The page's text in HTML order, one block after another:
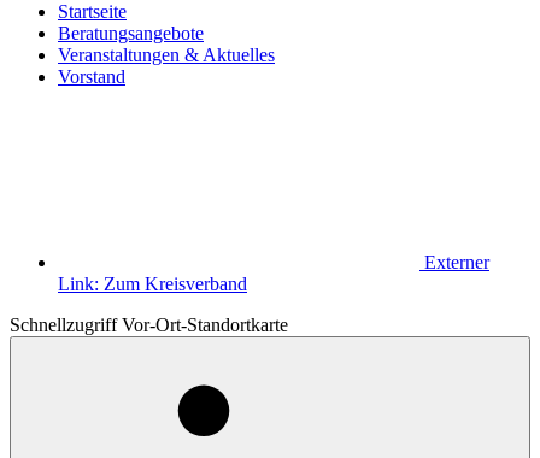
Startseite
Beratungsangebote
Veranstaltungen & Aktuelles
Vorstand
Externer
Link: Zum Kreisverband
Schnellzugriff Vor-Ort-Standortkarte